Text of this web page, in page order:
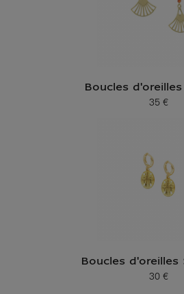
Boucles
Prix ​​actuel
35 €
Boucles d'oreilles
Prix ​​actuel
30 €